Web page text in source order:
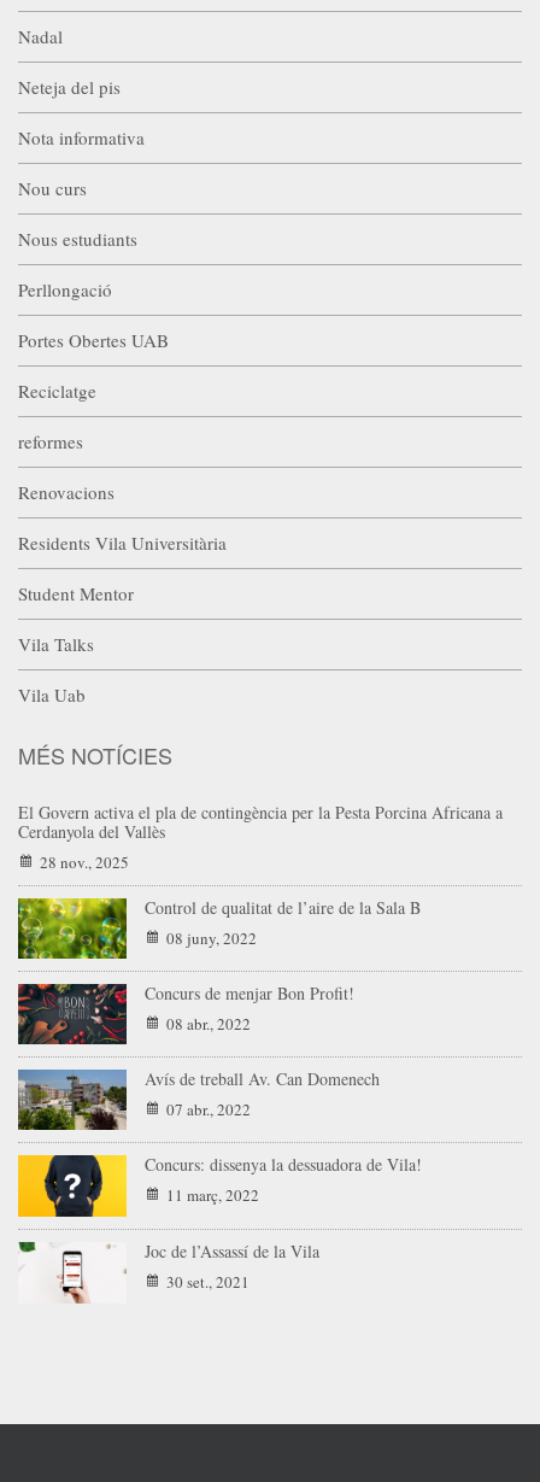
Nadal
Neteja del pis
Nota informativa
Nou curs
Nous estudiants
Perllongació
Portes Obertes UAB
Reciclatge
reformes
Renovacions
Residents Vila Universitària
Student Mentor
Vila Talks
Vila Uab
MÉS NOTÍCIES
El Govern activa el pla de contingència per la Pesta Porcina Africana a
Cerdanyola del Vallès
28 nov., 2025
Control de qualitat de l’aire de la Sala B
08 juny, 2022
Concurs de menjar Bon Profit!
08 abr., 2022
Avís de treball Av. Can Domenech
07 abr., 2022
Concurs: dissenya la dessuadora de Vila!
11 març, 2022
Joc de l’Assassí de la Vila
30 set., 2021